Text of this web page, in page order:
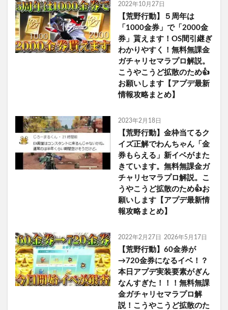
2022年10月27日
【荒野行動】５周年は
「1000金券」で「2000金
券」貰えます！OS間引継ぎ
わかりやすく！無料無課金
ガチャリセマラプロ解説。
こうやこうど拡散のため👍
お願いします【アプデ最新
情報攻略まとめ】
2023年2月18日
【荒野行動】金枠当てるク
イズ正解でわんちゃん「金
券もらえる」新イベがまた
きています。無料無課金ガ
チャリセマラプロ解説。こ
うやこうど拡散のため👍お
願いします【アプデ最新情
報攻略まとめ】
2022年2月27日 2026年5月17日
【荒野行動】60金券が
→720金券になるイベ！？
本日アプデ実装要素がぎん
なんすぎた！！！無料無課
金ガチャリセマラプロ解
説！こうやこうど拡散のた